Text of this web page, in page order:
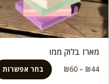
מארז בלוק ממו
₪44
–
₪60
מחירים:
בחר אפשרות